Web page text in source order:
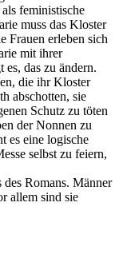
feministische
muss das Kloster
Frauen erleben sich
mit ihrer
das zu ändern.
die ihr Kloster
abschotten, sie
Schutz zu töten
der Nonnen zu
es eine logische
selbst zu feiern,
Romans. Männer
allem sind sie